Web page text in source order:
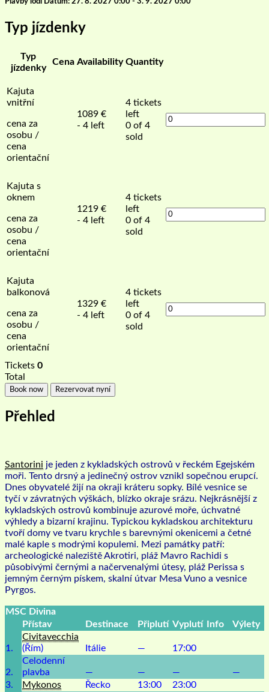
Typ jízdenky
Typ
jízdenky
Cena Availability Quantity
Kajuta
vnitřní
cena za
osobu /
cena
orientační
1089 €
- 4 left
4 tickets
left
0 of 4
sold
Kajuta s
oknem
cena za
osobu /
cena
orientační
1219 €
- 4 left
4 tickets
left
0 of 4
sold
Kajuta
balkonová
cena za
osobu /
cena
orientační
1329 €
- 4 left
4 tickets
left
0 of 4
sold
Tickets 0
Total
Book now Rezervovat nyní
Přehled
Santorini je jeden z kykladských ostrovů v řeckém Egejském
moři. Tento drsný a jedinečný ostrov vznikl sopečnou erupcí.
Dnes obyvatelé žijí na okraji kráteru sopky. Bílé vesnice se
tyčí v závratných výškách, blízko okraje srázu. Nejkrásnější z
kykladských ostrovů kombinuje azurové moře, úchvatné
výhledy a bizarní krajinu. Typickou kykladskou architekturu
tvoří domy ve tvaru krychle s barevnými okenicemi a četné
malé kaple s modrými kopulemi. Mezi památky patří:
archeologické naleziště Akrotiri, pláž Mavro Rachidi s
působivými černými a načervenalými útesy, pláž Perissa s
jemným černým pískem, skalní útvar Mesa Vuno a vesnice
Pyrgos.
MSC Divina
Přístav
Destinace Připlutí Vyplutí Info Výlety
1.
Civitavecchia
(Řím)
Itálie — 17:00
2.
Celodenní
plavba
— — —
—
3.
Mykonos Řecko 13:00
23:00